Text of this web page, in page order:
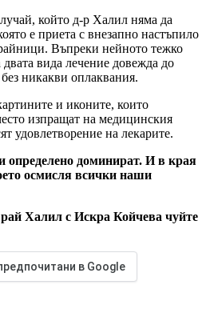
който д-р Халил няма да
е приета с внезапно настъпило
Въпреки нейното тежко
вида лечение довежда до
никакви оплаквания.
и иконите, които
изпращат на медицинския
удовлетворение на лекарите.
определено доминират. И в края
осмисля всички наши
Халил с Искра Койчева чуйте
в Google